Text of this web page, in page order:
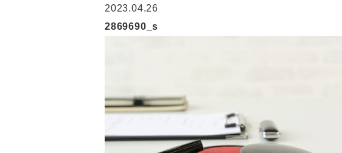
2023.04.26
2869690_s